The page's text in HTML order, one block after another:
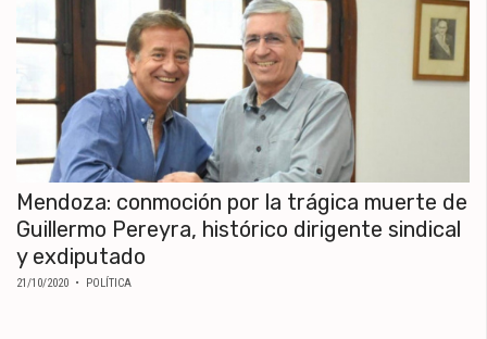
Mendoza: conmoción por la trágica muerte de
Guillermo Pereyra, histórico dirigente sindical
y exdiputado
21/10/2020 • POLÍTICA